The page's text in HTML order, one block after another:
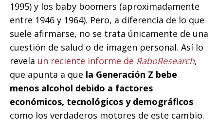
1995) y los baby boomers (aproximadamente
entre 1946 y 1964). Pero, a diferencia de lo que
suele afirmarse, no se trata únicamente de una
cuestión de salud o de imagen personal. Así lo
revela un reciente informe de RaboResearch,
que apunta a que la Generación Z bebe
menos alcohol debido a factores
económicos, tecnológicos y demográficos
como los verdaderos motores de este cambio.